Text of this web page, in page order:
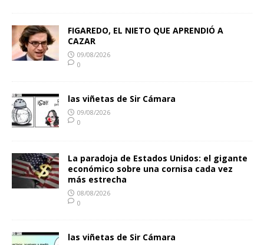
FIGAREDO, EL NIETO QUE APRENDIÓ A
CAZAR
09/08/2026
0
las viñetas de Sir Cámara
09/08/2026
0
La paradoja de Estados Unidos: el gigante
económico sobre una cornisa cada vez
más estrecha
08/08/2026
0
las viñetas de Sir Cámara